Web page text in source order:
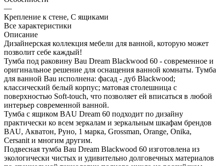
—
Крепление к стене, С ящиками
Все характеристики
Описание
Дизайнерская коллекция мебели для ванной, которую может
позволит себе каждый!
Тумба под раковину Bau Dream Blackwood 60 - современное и
оригинальное решение для оснащения ванной комнаты. Тумба
для ванной Bau исполнена: фасад - дуб Blackwood;
классический белый корпус; матовая столешница с
поверхностью Soft-touch, что позволяет ей вписаться в любой
интерьер современной ванной.
Тумба с ящиком BAU Dream 60 подходит по дизайну
практически ко всем зеркалам и зеркальным шкафам брендов
BAU, Акватон, Руно, 1 марка, Grossman, Orange, Onika,
Cersanit и многим другим.
Подвесная тумба Bau Dream Blackwood 60 изготовлена из
экологически чистых и удивительно долговечных материалов